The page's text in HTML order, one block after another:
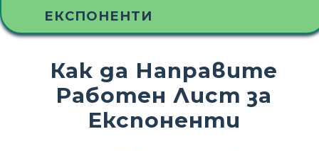
ЕКСПОНЕНТИ
Как да Направите
Работен Лист за
Експоненти